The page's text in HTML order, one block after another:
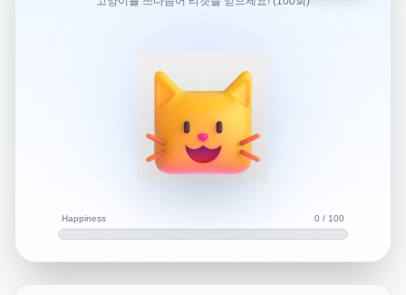
기가 직접 신청해야하는데 대학교에 신청하는건가요 아님
워킹 홀리데이의 (working holiday)의 약자로 관광취업이라
고도 불려집니다. 워홀 비자를 받게되면 보통 1년 동안 해당
국가에서 공부, 여행, 취업 등을 자유롭게 할 수 있도록 허용
캐나다, 호주 등이 워홀로 가장 인기가 많은 국가들이며 미
https://open.kakao.com/o/sjyQVX6d
Happiness 0 / 100